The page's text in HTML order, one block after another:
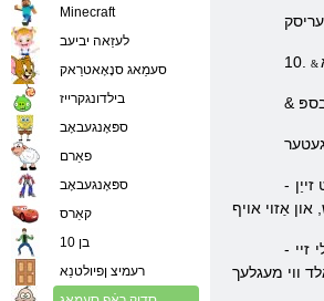
10.
-
- לעוועל זיך (רייזינג) & נדאַש; ביי העכער מדרגה גאָט איר מערן די נומער פון ווייזט אַז דער גאָט קענען ברענגען צו אייער שטאָט. צו טאָן דעם איר וועט דאַרפֿן ברילן אמונה. וסואַללי זיי
Minecraft
לעזַאה יביעב
סעמַאג סנָאָאטרַאק
בילדונגקרייז
ספּאָנגעבאָב
פאַרם
ספּאָנגעבאָב
קאַרס
בן 10
רעמיצ ןפיולטנַא